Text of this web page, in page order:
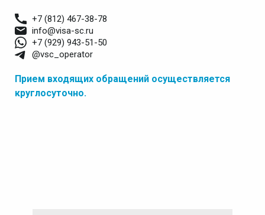
+7 (812) 467-38-78
info@visa-sc.ru
+7 (929) 943-51-50
@vsc_operator
Прием входящих обращений осуществляется
круглосуточно.